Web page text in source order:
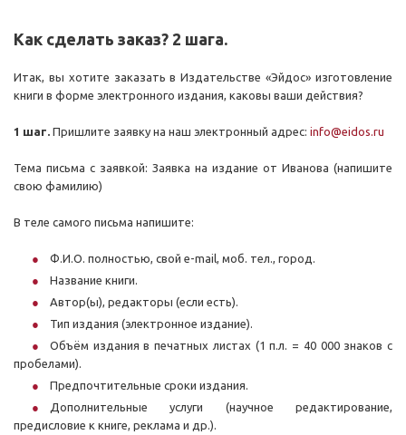
Как сделать заказ? 2 шага.
Итак, вы хотите заказать в Издательстве «Эйдос» изготовление
книги в форме электронного издания, каковы ваши действия?
1 шаг. Пришлите заявку на наш электронный адрес: info@eidos.ru
Тема письма с заявкой: Заявка на издание от Иванова (напишите
свою фамилию)
В теле самого письма напишите:
Ф.И.О. полностью, свой e-mail, моб. тел., город.
Название книги.
Автор(ы), редакторы (если есть).
Тип издания (электронное издание).
Объём издания в печатных листах (1 п.л. = 40 000 знаков с
пробелами).
Предпочтительные сроки издания.
Дополнительные услуги (научное редактирование,
предисловие к книге, реклама и др.).